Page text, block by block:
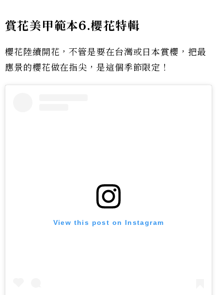
賞花美甲範本6.櫻花特輯
櫻花陸續開花，不管是要在台灣或日本賞櫻，把最
應景的櫻花做在指尖，是這個季節限定！
View this post on Instagram